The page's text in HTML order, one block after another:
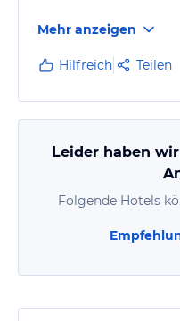
Mehr anzeigen
Hilfreich Teilen
Leider haben
Folgende Hotels